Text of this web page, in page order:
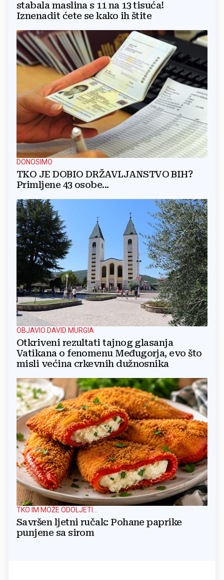
stabala maslina s 11 na 13 tisuća!
Iznenadit ćete se kako ih štite
DONOSIMO
TKO JE DOBIO DRŽAVLJANSTVO BIH?
Primljene 43 osobe...
OBJAVIO DAVID MURGIA
Otkriveni rezultati tajnog glasanja
Vatikana o fenomenu Međugorja, evo što
misli većina crkevnih dužnosnika
TKO IM MOŽE ODOLJETI...
Savršen ljetni ručak: Pohane paprike
punjene sa sirom